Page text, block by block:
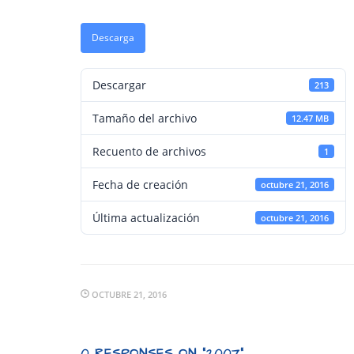
Descarga
Descargar 213
Tamaño del archivo 12.47 MB
Recuento de archivos 1
Fecha de creación octubre 21, 2016
Última actualización octubre 21, 2016
OCTUBRE 21, 2016